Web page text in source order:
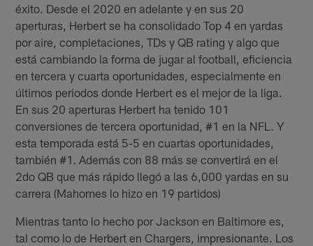
éxito. Desde el 2020 en adelante y en sus 20
aperturas, Herbert se ha consolidado Top 4 en yardas
por aire, completaciones, TDs y QB rating y algo que
está cambiando la forma de jugar al football, eficiencia
en tercera y cuarta oportunidades, especialmente en
últimos periodos donde Herbert es el mejor de la liga.
En sus 20 aperturas Herbert ha tenido 101
conversiones de tercera oportunidad, #1 en la NFL. Y
esta temporada está 5-5 en cuartas oportunidades,
también #1. Además con 88 más se convertirá en el
2do QB que más rápido llegó a las 6,000 yardas en su
carrera (Mahomes lo hizo en 19 partidos)
Mientras tanto lo hecho por Jackson en Baltimore es,
tal como lo de Herbert en Chargers, impresionante. Los